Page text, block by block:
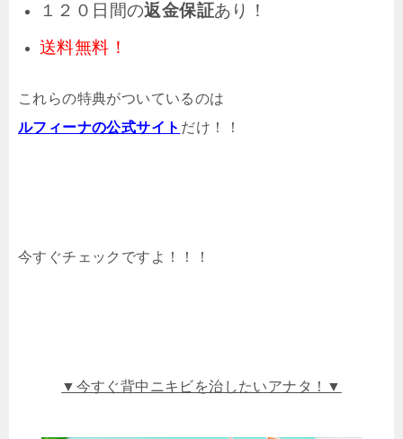
１２０日間の返金保証あり！
送料無料！
これらの特典がついているのは
ルフィーナの公式サイト だけ！！
今すぐチェックですよ！！！
▼今すぐ背中ニキビを治したいアナタ！▼